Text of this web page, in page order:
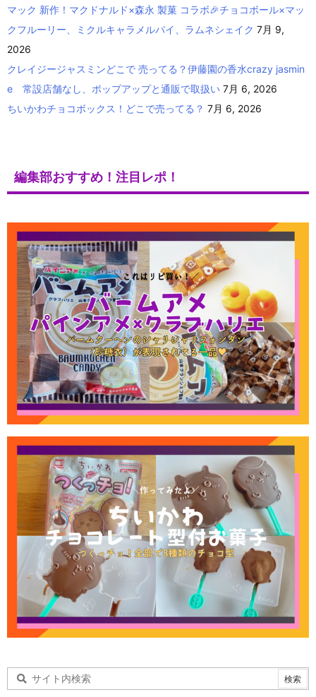
マック 新作！マクドナルド×森永 製菓 コラボ🎉チョコボール×マッ
クフルーリー、ミクルキャラメルパイ、ラムネシェイク 7月 9,
2026
クレイジージャスミンどこで 売ってる？伊藤園の香水crazy jasmin
e 常設店舗なし、ポップアップと通販で取扱い 7月 6, 2026
ちいかわチョコボックス！どこで売ってる？ 7月 6, 2026
編集部おすすめ！注目レポ！